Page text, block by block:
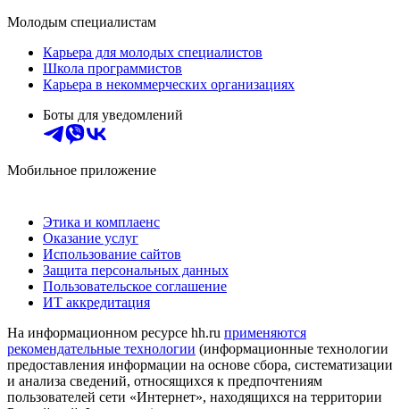
Молодым специалистам
Карьера для молодых специалистов
Школа программистов
Карьера в некоммерческих организациях
Боты для уведомлений
Мобильное приложение
Этика и комплаенс
Оказание услуг
Использование сайтов
Защита персональных данных
Пользовательское соглашение
ИТ аккредитация
На информационном ресурсе hh.ru применяются
рекомендательные технологии (информационные технологии
предоставления информации на основе сбора, систематизации
и анализа сведений, относящихся к предпочтениям
пользователей сети «Интернет», находящихся на территории